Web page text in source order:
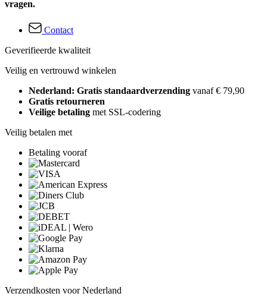
vragen.
Contact
Geverifieerde kwaliteit
Veilig en vertrouwd winkelen
Nederland: Gratis standaardverzending vanaf € 79,90
Gratis retourneren
Veilige betaling met SSL-codering
Veilig betalen met
Betaling vooraf
Verzendkosten voor Nederland